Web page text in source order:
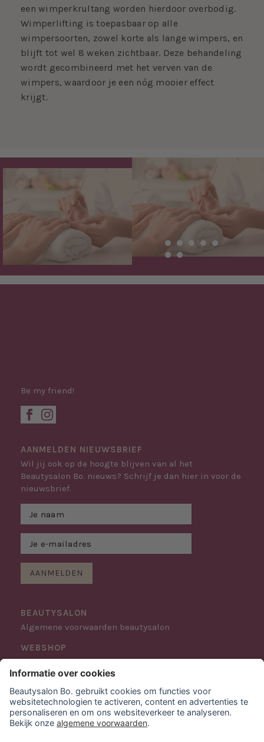
een wimperkrultang worden hierdoor overbodig.
Wimperlifting is toepasbaar op alle
wimpersoorten, zowel korte als lange wimpers, en
blijft tot wel 8 weken zichtbaar. Deze behandeling
wordt gecombineerd met het verven van de
wimpers, waardoor je een nóg mooier effect
krijgt.
Be my friend!
AANMELDEN NIEUWSBRIEF
Wil jij ook op de hoogte blijven van al het
Beautysalon Bo. nieuws? Schrijf je dan hier in voor de
nieuwsbrief.
AANMELDEN
BEAUTYSALON
Algemene voorwaarden beautysalon
WEBSHOP
Verzendinformatie
Retourneren & ruilen
Algemene voorwaarden webshop
CONTACT